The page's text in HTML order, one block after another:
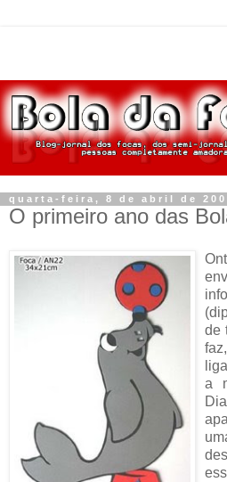
quarta-feira, 8 de abril de
O primeiro ano das
de
a